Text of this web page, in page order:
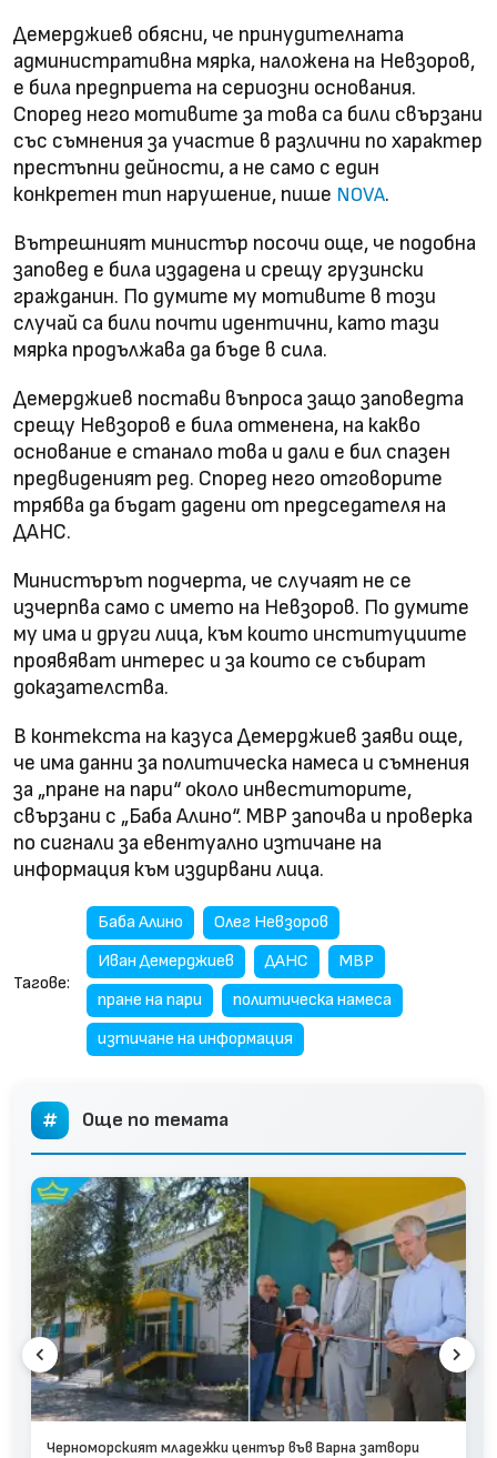
Демерджиев обясни, че принудителната
административна мярка, наложена на Невзоров,
е била предприета на сериозни основания.
Според него мотивите за това са били свързани
със съмнения за участие в различни по характер
престъпни дейности, а не само с един
конкретен тип нарушение, пише NOVA.
Вътрешният министър посочи още, че подобна
заповед е била издадена и срещу грузински
гражданин. По думите му мотивите в този
случай са били почти идентични, като тази
мярка продължава да бъде в сила.
Демерджиев постави въпроса защо заповедта
срещу Невзоров е била отменена, на какво
основание е станало това и дали е бил спазен
предвиденият ред. Според него отговорите
трябва да бъдат дадени от председателя на
ДАНС.
Министърът подчерта, че случаят не се
изчерпва само с името на Невзоров. По думите
му има и други лица, към които институциите
проявяват интерес и за които се събират
доказателства.
В контекста на казуса Демерджиев заяви още,
че има данни за политическа намеса и съмнения
за „пране на пари“ около инвеститорите,
свързани с „Баба Алино“. МВР започва и проверка
по сигнали за евентуално изтичане на
информация към издирвани лица.
Тагове:
Баба Алино
Олег Невзоров
Иван Демерджиев
ДАНС
МВР
пране на пари
политическа намеса
изтичане на информация
Още по темата
Черноморският младежки център във Варна затвори